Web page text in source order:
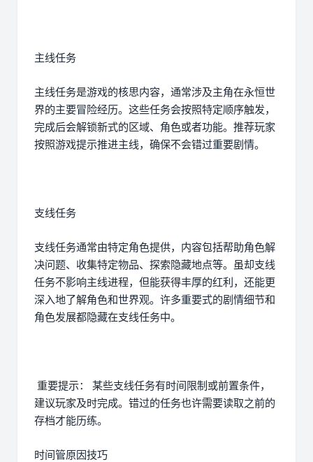
主线任务
主线任务是游戏的核思内容，通常涉及主角在永恒世
界的主要冒险经历。这些任务会按照特定顺序触发，
完成后会解锁新式的区域、角色或者功能。推荐玩家
按照游戏提示推进主线，确保不会错过重要剧情。
支线任务
支线任务通常由特定角色提供，内容包括帮助角色解
决问题、收集特定物品、探索隐藏地点等。虽却支线
任务不影响主线进程，但能获得丰厚的红利，还能更
深入地了解角色和世界观。许多重要式的剧情细节和
角色发展都隐藏在支线任务中。
重要提示： 某些支线任务有时间限制或前置条件，
建议玩家及时完成。错过的任务也许需要读取之前的
存档才能历练。
时间管原因技巧